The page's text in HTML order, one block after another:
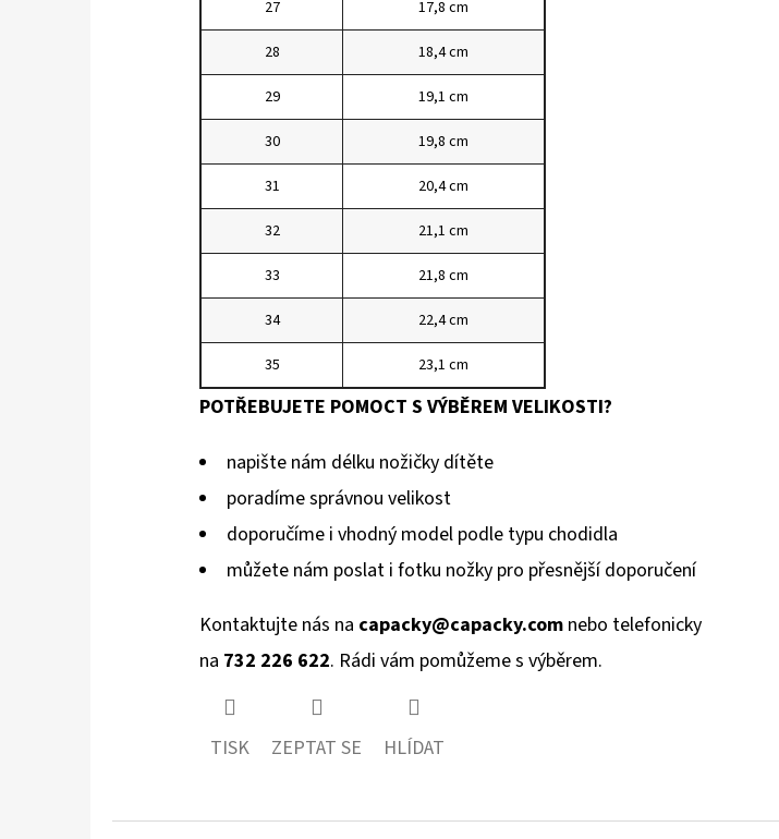
27 17,8 cm
28 18,4 cm
29 19,1 cm
30 19,8 cm
31 20,4 cm
32 21,1 cm
33 21,8 cm
34 22,4 cm
35 23,1 cm
POTŘEBUJETE POMOCT S VÝBĚREM VELIKOSTI?
napište nám délku nožičky dítěte
poradíme správnou velikost
doporučíme i vhodný model podle typu chodidla
můžete nám poslat i fotku nožky pro přesnější doporučení
Kontaktujte nás na capacky@capacky.com nebo telefonicky
na 732 226 622. Rádi vám pomůžeme s výběrem.
TISK ZEPTAT SE HLÍDAT